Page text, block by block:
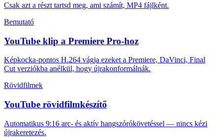
Csak azt a részt tartsd meg, ami számít, MP4 fájlként.
Bemutató
YouTube klip a Premiere Pro-hoz
Képkocka-pontos H.264 vágja ezeket a Premiere, DaVinci, Final
Cut verziókba anélkül, hogy újrakonformálnák.
Rövidfilmek
YouTube rövidfilmkészítő
Automatikus 9:16 arc- és aktív hangszórókövetéssel — nincs kézi
újrakeretezés.